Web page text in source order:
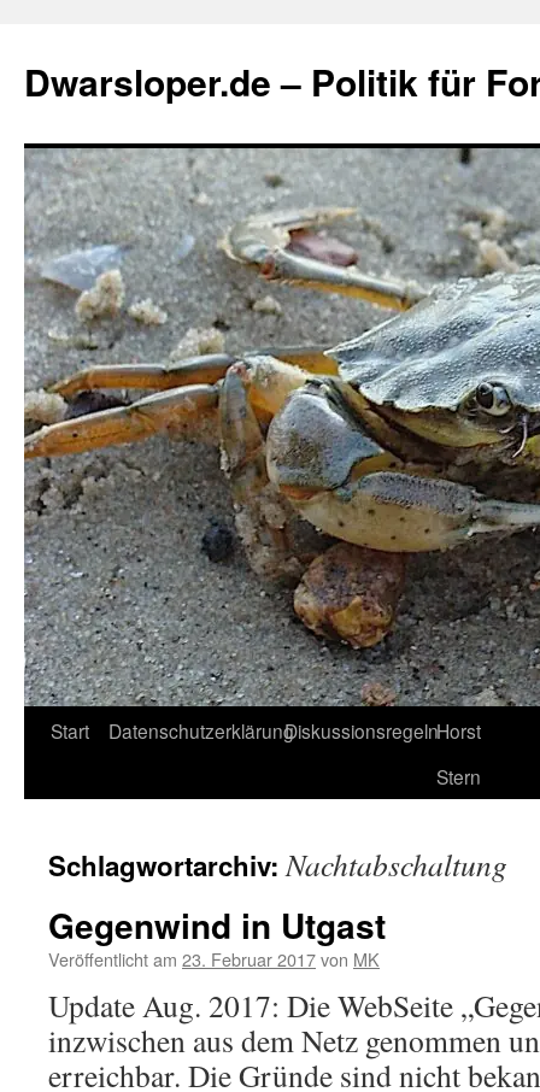
springen
Dwarsloper.de – Politik für
Start DatenschutzerklärungDiskussionsregelnHorst
Stern
Schlagwortarchiv:Nachtabschaltung
Gegenwind in Utgast
Veröffentlicht am 23. Februar 2017von MK
Update Aug. 2017: Die WebSeite
inzwischen aus dem Netz genommen
erreichbar. Die Gründe sind nicht